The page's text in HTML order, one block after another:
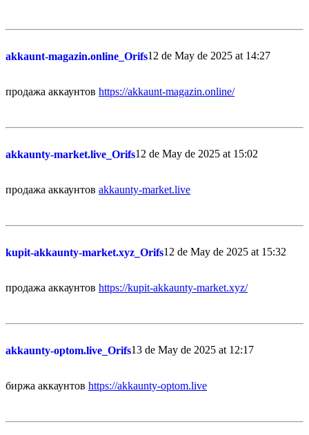
akkaunt-magazin.online_Orifs12 de May de 2025 at 14:27
продажа аккаунтов https://akkaunt-magazin.online/
akkaunty-market.live_Orifs12 de May de 2025 at 15:02
продажа аккаунтов akkaunty-market.live
kupit-akkaunty-market.xyz_Orifs12 de May de 2025 at 15:32
продажа аккаунтов https://kupit-akkaunty-market.xyz/
akkaunty-optom.live_Orifs13 de May de 2025 at 12:17
биржа аккаунтов https://akkaunty-optom.live